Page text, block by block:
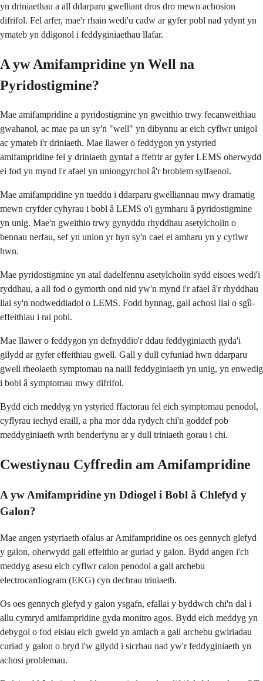
yn driniaethau a all ddarparu gwelliant dros dro mewn achosion
difrifol. Fel arfer, mae'r rhain wedi'u cadw ar gyfer pobl nad ydynt yn
ymateb yn ddigonol i feddyginiaethau llafar.
A yw Amifampridine yn Well na
Pyridostigmine?
Mae amifampridine a pyridostigmine yn gweithio trwy fecanweithiau
gwahanol, ac mae pa un sy'n "well" yn dibynnu ar eich cyflwr unigol
ac ymateb i'r driniaeth. Mae llawer o feddygon yn ystyried
amifampridine fel y driniaeth gyntaf a ffefrir ar gyfer LEMS oherwydd
ei fod yn mynd i'r afael yn uniongyrchol â'r broblem sylfaenol.
Mae amifampridine yn tueddu i ddarparu gwelliannau mwy dramatig
mewn cryfder cyhyrau i bobl â LEMS o'i gymharu â pyridostigmine
yn unig. Mae'n gweithio trwy gynyddu rhyddhau asetylcholin o
bennau nerfau, sef yn union yr hyn sy'n cael ei amharu yn y cyflwr
hwn.
Mae pyridostigmine yn atal dadelfennu asetylcholin sydd eisoes wedi'i
ryddhau, a all fod o gymorth ond nid yw'n mynd i'r afael â'r rhyddhau
llai sy'n nodweddiadol o LEMS. Fodd bynnag, gall achosi llai o sgîl-
effeithiau i rai pobl.
Mae llawer o feddygon yn defnyddio'r ddau feddyginiaeth gyda'i
gilydd ar gyfer effeithiau gwell. Gall y dull cyfuniad hwn ddarparu
gwell rheolaeth symptomau na naill feddyginiaeth yn unig, yn enwedig
i bobl â symptomau mwy difrifol.
Bydd eich meddyg yn ystyried ffactorau fel eich symptomau penodol,
cyflyrau iechyd eraill, a pha mor dda rydych chi'n goddef pob
meddyginiaeth wrth benderfynu ar y dull triniaeth gorau i chi.
Cwestiynau Cyffredin am Amifampridine
A yw Amifampridine yn Ddiogel i Bobl â Chlefyd y
Galon?
Mae angen ystyriaeth ofalus ar Amifampridine os oes gennych glefyd
y galon, oherwydd gall effeithio ar guriad y galon. Bydd angen i'ch
meddyg asesu eich cyflwr calon penodol a gall archebu
electrocardiogram (EKG) cyn dechrau triniaeth.
Os oes gennych glefyd y galon ysgafn, efallai y byddwch chi'n dal i
allu cymryd amifampridine gyda monitro agos. Bydd eich meddyg yn
debygol o fod eisiau eich gweld yn amlach a gall archebu gwiriadau
curiad y galon o bryd i'w gilydd i sicrhau nad yw'r feddyginiaeth yn
achosi problemau.